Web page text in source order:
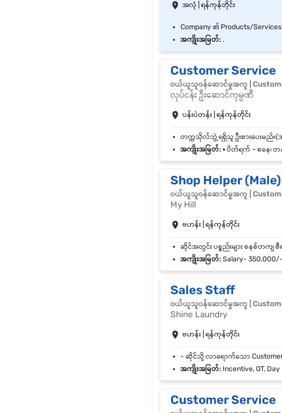
အလုံ | ရန်ကုန်တိုင်း
အကျိုးအမြတ်: .
Customer Service
ဝယ်ယူသူဝန်ဆောင်မှုအကူ |
လုပ်ငန်း ဦးဆောင်ကုမ္ပဏီ
ပန်းပဲတန်း | ရန်ကုန်တိုင်း
အကျိုးအမြတ်: ▪️ ပိတ်ရက် – စနေ၊ တ
Shop Helper (Male)
ဝယ်ယူသူဝန်ဆောင်မှုအကူ |
My Hill
ဗဟန်း | ရန်ကုန်တိုင်း
အကျိုးအမြတ်: Salary- 350,000/-
Sales Staff
ဝယ်ယူသူဝန်ဆောင်မှုအကူ |
Shine Laundry
ဗဟန်း | ရန်ကုန်တိုင်း
အကျိုးအမြတ်: Incentive, OT,
Customer Service